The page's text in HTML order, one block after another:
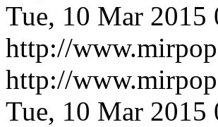
Tue, 10 Mar 2015
http://
http://
Tue, 10 Mar 2015